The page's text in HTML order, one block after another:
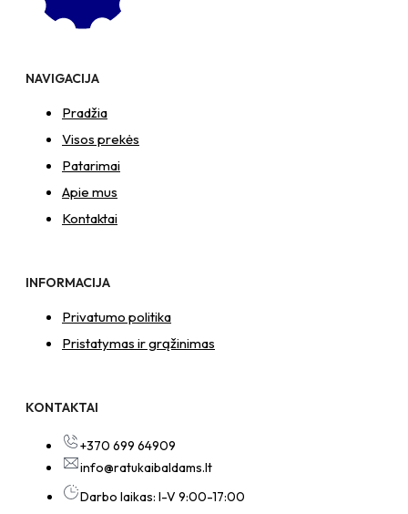
NAVIGACIJA
Pradžia
Visos prekės
Patarimai
Apie mus
Kontaktai
INFORMACIJA
Privatumo politika
Pristatymas ir grąžinimas
KONTAKTAI
+370 699 64909
info@ratukaibaldams.lt
Darbo laikas: I-V 9:00-17:00